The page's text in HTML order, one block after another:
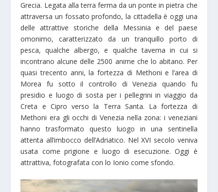
Grecia. Legata alla terra ferma da un ponte in pietra che
attraversa un fossato profondo, la cittadella è oggi una
delle attrattive storiche della Messinia e del paese
omonimo, caratterizzato da un tranquillo porto di
pesca, qualche albergo, e qualche taverna in cui si
incontrano alcune delle 2500 anime che lo abitano. Per
quasi trecento anni, la fortezza di Methoni e l’area di
Morea fu sotto il controllo di Venezia quando fu
presidio e luogo di sosta per i pellegrini in viaggio da
Creta e Cipro verso la Terra Santa. La fortezza di
Methoni era gli occhi di Venezia nella zona: i veneziani
hanno trasformato questo luogo in una sentinella
attenta all’imbocco dell’Adriatico. Nel XVI secolo veniva
usata come prigione e luogo di esecuzione. Oggi è
attrattiva, fotografata con lo Ionio come sfondo.